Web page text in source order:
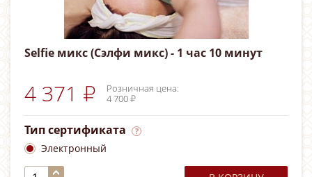
Selfie микс (Сэлфи микс) - 1 час 10 минут
4 371 ₽
Розничная цена:
4 700 ₽
Тип сертификата
Электронный